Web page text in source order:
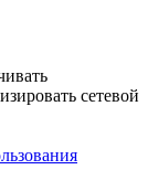
сетевой